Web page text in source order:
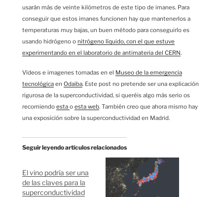
usarán más de veinte kilómetros de este tipo de imanes. Para
conseguir que estos imanes funcionen hay que mantenerlos a
temperaturas muy bajas, un buen método para conseguirlo es
usando hidrógeno o nitrógeno líquido, con el que estuve
experimentando en el laboratorio de antimateria del CERN.
Vídeos e imagenes tomadas en el Museo de la emergencia
tecnológica en Odaiba. Este post no pretende ser una explicación
rigurosa de la superconductividad, si queréis algo más serio os
recomiendo esta o esta web. También creo que ahora mismo hay
una exposición sobre la superconductividad en Madrid.
Seguir leyendo artículos relacionados
El vino podría ser una
de las claves para la
superconductividad